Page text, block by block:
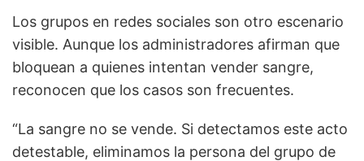
Los grupos en redes sociales son otro escenario
visible. Aunque los administradores afirman que
bloquean a quienes intentan vender sangre,
reconocen que los casos son frecuentes.
“La sangre no se vende. Si detectamos este acto
detestable, eliminamos la persona del grupo de